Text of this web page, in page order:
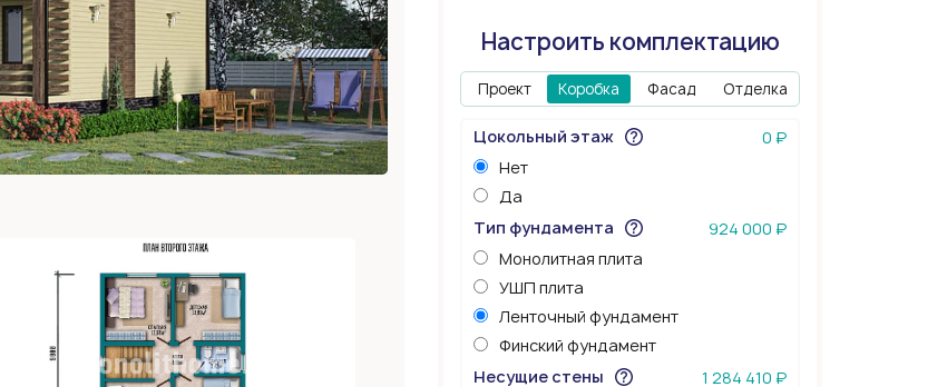
Настроить комплектацию
Проект Коробка Фасад Отделка
Цокольный этаж
0 ₽
Нет
Да
Тип фундамента
924 000 ₽
Монолитная плита
УШП плита
Ленточный фундамент
Финский фундамент
Несущие стены
1 284 410 ₽